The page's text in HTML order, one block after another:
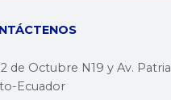
de Octubre N19 y Av. Patria
Ecuador